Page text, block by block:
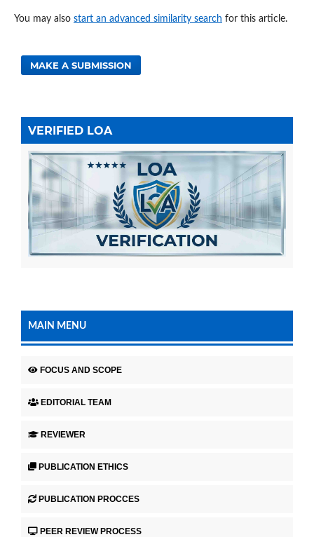
You may also start an advanced similarity search for this article.
MAKE A SUBMISSION
VERIFIED LOA
MAIN MENU
FOCUS AND SCOPE
EDITORIAL TEAM
REVIEWER
PUBLICATION ETHICS
PUBLICATION PROCCES
PEER REVIEW PROCESS